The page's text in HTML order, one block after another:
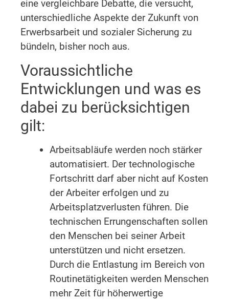
eine vergleichbare Debatte, die versucht,
unterschiedliche Aspekte der Zukunft von
Erwerbsarbeit und sozialer Sicherung zu
bündeln, bisher noch aus.
Voraussichtliche
Entwicklungen und was es
dabei zu berücksichtigen
gilt:
Arbeitsabläufe werden noch stärker
automatisiert. Der technologische
Fortschritt darf aber nicht auf Kosten
der Arbeiter erfolgen und zu
Arbeitsplatzverlusten führen. Die
technischen Errungenschaften sollen
den Menschen bei seiner Arbeit
unterstützen und nicht ersetzen.
Durch die Entlastung im Bereich von
Routinetätigkeiten werden Menschen
mehr Zeit für höherwertige